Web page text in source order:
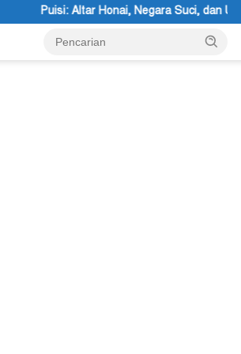
dan Utusan Langit Karya Siswa dan Siswi